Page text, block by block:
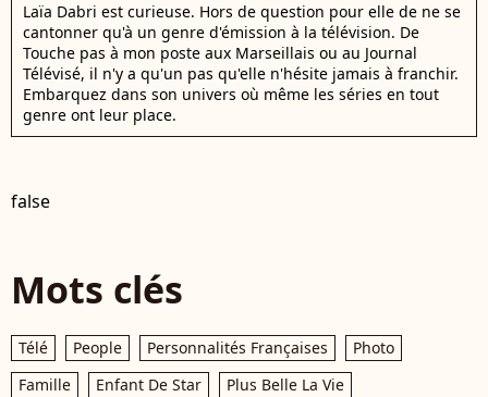
Laïa Dabri est curieuse. Hors de question pour elle de ne se
cantonner qu'à un genre d'émission à la télévision. De
Touche pas à mon poste aux Marseillais ou au Journal
Télévisé, il n'y a qu'un pas qu'elle n'hésite jamais à franchir.
Embarquez dans son univers où même les séries en tout
genre ont leur place.
false
Mots clés
Télé People Personnalités Françaises
Photo
Famille
Enfant De Star Plus Belle La Vie